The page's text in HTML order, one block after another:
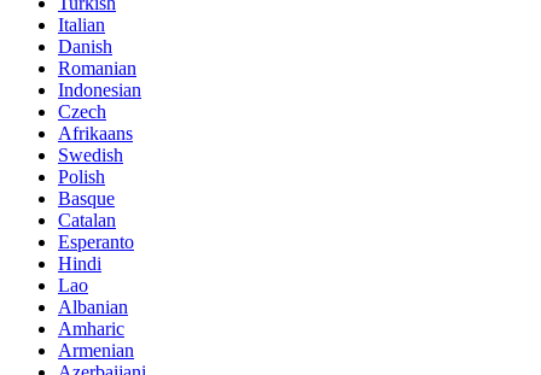
Italian
Danish
Romanian
Indonesian
Czech
Afrikaans
Swedish
Polish
Basque
Catalan
Esperanto
Hindi
Lao
Albanian
Amharic
Armenian